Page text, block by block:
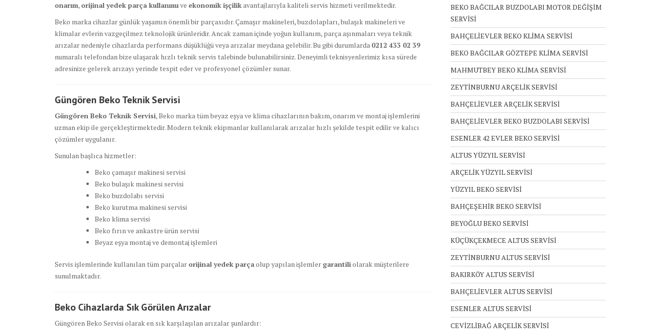
onarım, orijinal yedek parça kullanımıve ekonomik işçilikavantajlarıyla kaliteli servis hizmeti verilmektedir.
Beko marka cihazlar günlük yaşamın önemli bir parçasıdır. Çamaşır makineleri, buzdolapları, bulaşık makineleri ve
klimalar evlerin vazgeçilmez teknolojik ürünleridir. Ancak zaman içinde yoğun kullanım, parça aşınmaları veya teknik
arızalar nedeniyle cihazlarda performans düşüklüğü veya arızalar meydana gelebilir. Bu gibi durumlarda 0212 433 02 39
numaralı telefondan bize ulaşarak hızlı teknik servis talebinde bulunabilirsiniz. Deneyimli teknisyenlerimiz kısa sürede
adresinize gelerek arızayı yerinde tespit eder ve profesyonel çözümler sunar.
Güngören Beko Teknik Servisi
Güngören Beko Teknik Servisi, Beko marka tüm beyaz eşya ve klima cihazlarının bakım, onarım ve montaj işlemlerini
uzman ekip ile gerçekleştirmektedir. Modern teknik ekipmanlar kullanılarak arızalar hızlı şekilde tespit edilir ve kalıcı
çözümler uygulanır.
Sunulan başlıca hizmetler:
Beko çamaşır makinesi servisi
Beko bulaşık makinesi servisi
Beko buzdolabı servisi
Beko kurutma makinesi servisi
Beko klima servisi
Beko fırın ve ankastre ürün servisi
Beyaz eşya montaj ve demontaj işlemleri
Servis işlemlerinde kullanılan tüm parçalar orijinal yedek parçaolup yapılan işlemler garantiliolarak müşterilere
sunulmaktadır.
Beko Cihazlarda Sık Görülen Arızalar
Güngören Beko Servisi olarak en sık karşılaşılan arızalar şunlardır:
BEKO BAĞCILAR BUZDOLABI MOTOR DEĞİŞİM
SERVİSİ
BAHÇELİEVLER BEKO KLİMA SERVİSİ
BEKO BAĞCILAR GÖZTEPE KLİMA SERVİSİ
MAHMUTBEY BEKO KLİMA SERVİSİ
ZEYTİNBURNU ARÇELİK SERVİSİ
BAHÇELİEVLER ARÇELİK SERVİSİ
BAHÇELİEVLER BEKO BUZDOLABI SERVİSİ
ESENLER 42 EVLER BEKO SERVİSİ
ALTUS YÜZYIL SERVİSİ
ARÇELİK YÜZYIL SERVİSİ
YÜZYIL BEKO SERVİSİ
BAHÇEŞEHİR BEKO SERVİSİ
BEYOĞLU BEKO SERVİSİ
KÜÇÜKÇEKMECE ALTUS SERVİSİ
ZEYTİNBURNU ALTUS SERVİSİ
BAKIRKÖY ALTUS SERVİSİ
BAHÇELİEVLER ALTUS SERVİSİ
ESENLER ALTUS SERVİSİ
CEVİZLİBAĞ ARÇELİK SERVİSİ